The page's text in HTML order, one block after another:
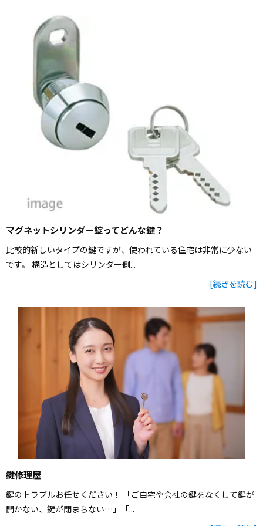
マグネットシリンダー錠ってどんな鍵？
比較的新しいタイプの鍵ですが、使われている住宅は非常に少ない
です。 構造としてはシリンダー側...
[続きを読む]
鍵修理屋
鍵のトラブルお任せください！ 「ご自宅や会社の鍵をなくして鍵が
開かない、鍵が閉まらない…」「...